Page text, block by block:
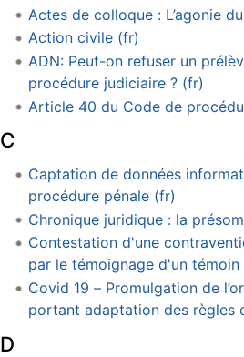
Actes de colloque : L’agonie
Action civile (fr)
ADN: Peut-on refuser un
procédure judiciaire ? (fr)
Article 40 du Code de
C
Captation de données
procédure pénale (fr)
Chronique juridique : la
Contestation d'une
par le témoignage d'un témoin
Covid 19 – Promulgation de
portant adaptation des règles
D